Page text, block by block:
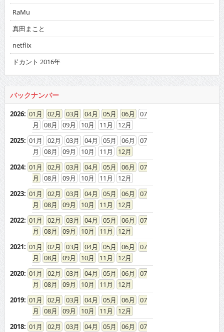
RaMu
真田まこと
netflix
ドカント 2016年
バックナンバー
2026: 01 02 03 04 05 06
07
08
09 10 11
12
2025: 01 02 03 04 05 06
07
08
09 10 11
12
2024: 01 02 03 04 05 06
07
08
09 10 11
12
2023: 01 02 03 04 05 06
07
08
09 10 11
12
2022: 01 02 03 04 05 06
07
08
09 10 11
12
2021: 01 02 03 04 05 06
07
08
09 10 11
12
2020: 01 02 03 04 05 06
07
08
09 10 11
12
2019: 01 02 03 04 05 06
07
08
09 10 11
12
2018: 01 02 03 04 05 06
07